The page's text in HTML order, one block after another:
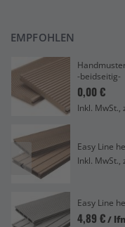
EMPFOHLEN
-beidseitig-
0,00 €
Inkl. MwSt.,
Easy Line
Inkl. MwSt.,
Easy Line
4,89 €/